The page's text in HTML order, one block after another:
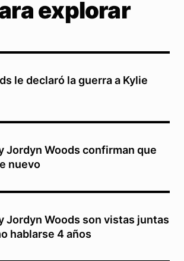
explorar
le declaró la guerra a Kylie
Jordyn Woods confirman que
nuevo
Jordyn Woods son vistas juntas
hablarse 4 años